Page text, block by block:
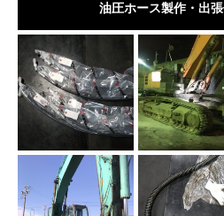
油圧ホース製作・出